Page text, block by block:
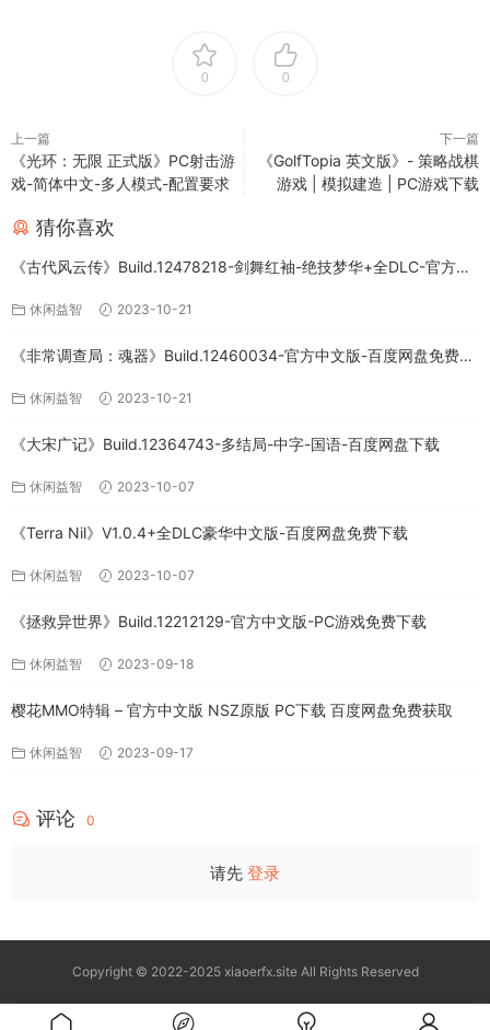
0 0
上一篇
《光环：无限 正式版》PC射击游
戏-简体中文-多人模式-配置要求
下一篇
《GolfTopia 英文版》- 策略战棋
游戏 | 模拟建造 | PC游戏下载
猜你喜欢
《古代风云传》Build.12478218-剑舞红袖-绝技梦华+全DLC-官方中
休闲益智 2023-10-21
《非常调查局：魂器》Build.12460034-官方中文版-百度网盘免费下
休闲益智 2023-10-21
《大宋广记》Build.12364743-多结局-中字-国语-百度网盘下载
休闲益智 2023-10-07
《Terra Nil》V1.0.4+全DLC豪华中文版-百度网盘免费下载
休闲益智 2023-10-07
《拯救异世界》Build.12212129-官方中文版-PC游戏免费下载
休闲益智 2023-09-18
樱花MMO特辑 – 官方中文版 NSZ原版 PC下载 百度网盘免费获取
休闲益智 2023-09-17
评论 0
请先 登录
Copyright © 2022-2025 xiaoerfx.site All Rights Reserved